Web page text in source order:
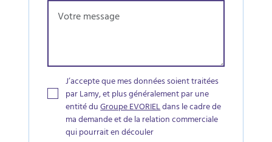
J’accepte que mes données soient traitées
par Lamy, et plus généralement par une
entité duGroupe EVORIELdans le cadre de
ma demande et de la relation commerciale
qui pourrait en découler